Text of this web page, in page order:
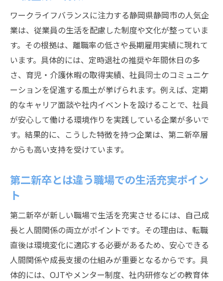
ワークライフバランスに注力する静岡県静岡市の人気企
業は、従業員の生活を配慮した制度や文化が整っていま
す。その根拠は、離職率の低さや長期雇用実績に現れて
います。具体的には、定時退社の推奨や年間休日の多
さ、育児・介護休暇の取得実績、社員同士のコミュニケ
ーションを促進する風土が挙げられます。例えば、定期
的なキャリア面談や社内イベントを設けることで、社員
が安心して働ける環境作りを実践している企業が多いで
す。結果的に、こうした特徴を持つ企業は、第二新卒層
からも高い支持を受けています。
第二新卒とは違う職場での生活充実ポイン
ト
第二新卒が新しい職場で生活を充実させるには、自己成
長と人間関係の両立がポイントです。その理由は、転職
直後は環境変化に適応する必要があるため、安心できる
人間関係や成長支援の仕組みが重要となるからです。具
体的には、OJTやメンター制度、社内研修などの教育体